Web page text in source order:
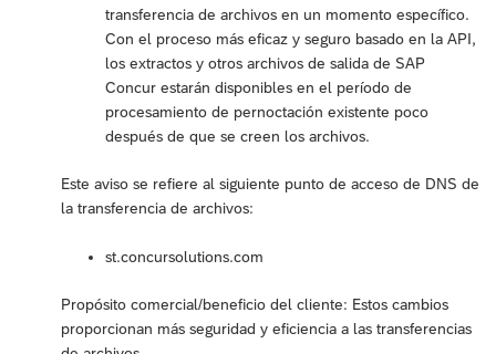
transferencia de archivos en un momento específico.
Con el proceso más eficaz y seguro basado en la API,
los extractos y otros archivos de salida de SAP
Concur estarán disponibles en el período de
procesamiento de pernoctación existente poco
después de que se creen los archivos.
Este aviso se refiere al siguiente punto de acceso de DNS de
la transferencia de archivos:
st.concursolutions.com
Propósito comercial/beneficio del cliente: Estos cambios
proporcionan más seguridad y eficiencia a las transferencias